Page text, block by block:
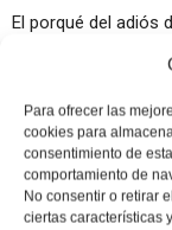
Para ofrecer las
cookies para
consentimiento de
comportamiento de
No consentir o retirar
ciertas características
El porqué del adiós